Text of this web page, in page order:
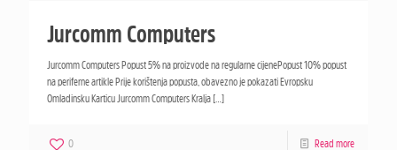
Jurcomm Computers
Jurcomm Computers Popust 5% na proizvode na regularne cijenePopust 10% popust
na periferne artikle Prije korištenja popusta, obavezno je pokazati Evropsku
Omladinsku Karticu Jurcomm Computers Kralja […]
0 Read more